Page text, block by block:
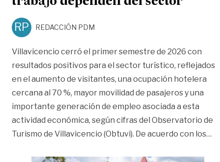
RP REDACCIÓN PDM
Villavicencio cerró el primer semestre de 2026 con
resultados positivos para el sector turístico, reflejados
en el aumento de visitantes, una ocupación hotelera
cercana al 70 %, mayor movilidad de pasajeros y una
importante generación de empleo asociada a esta
actividad económica, según cifras del Observatorio de
Turismo de Villavicencio (Obtuvi). De acuerdo con los…